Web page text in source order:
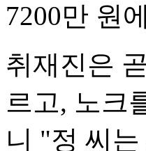
7200만 원
취재진은
르고, 노크
니 "정 씨